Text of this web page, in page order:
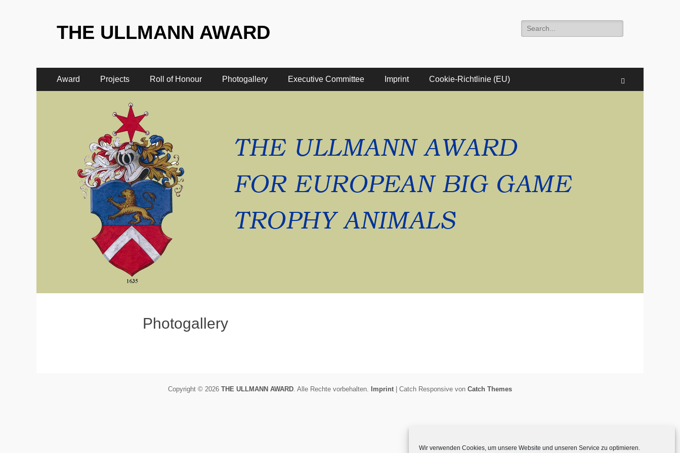
Wir verwenden Cookies, um unsere Website und unseren Service zu optimieren.
THE ULLMANN AWARD
Award Projects Roll of Honour Photogallery Executive Committee Imprint Cookie-Richtlinie (EU)
Photogallery
Copyright © 2026 THE ULLMANN AWARD. Alle Rechte vorbehalten. Imprint | Catch Responsive von Catch Themes